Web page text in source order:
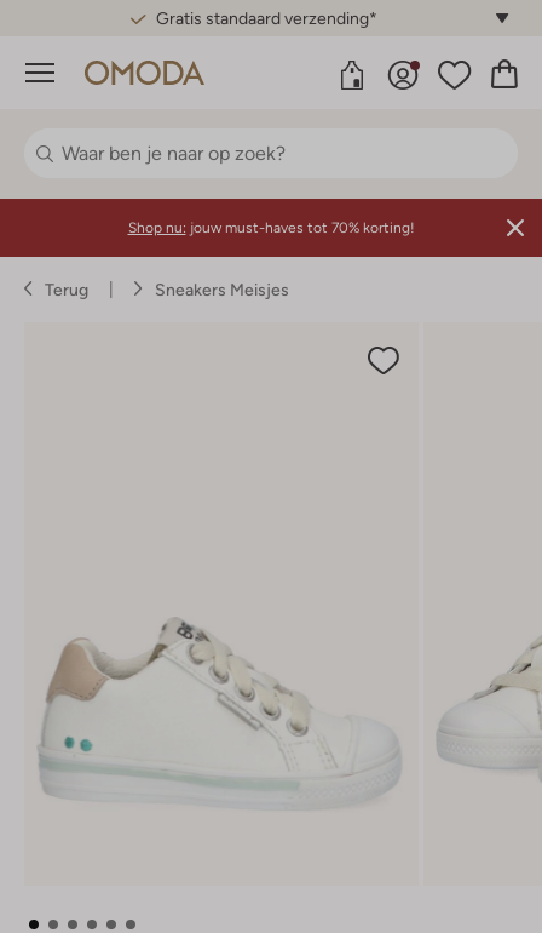
Gratis standaard verzending*
Menu
Shop nu: jouw must-haves tot 70% korting!
Terug Sneakers Meisjes